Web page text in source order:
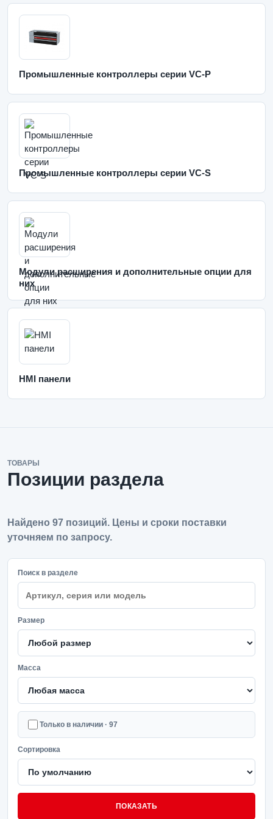
Промышленные контроллеры серии VC-P
Промышленные контроллеры серии VC-S
Модули расширения и дополнительные опции для
них
HMI панели
ТОВАРЫ
Позиции раздела
Найдено 97 позиций. Цены и сроки поставки
уточняем по запросу.
Поиск в разделе
Размер
Масса
Только в наличии · 97
Сортировка
ПОКАЗАТЬ